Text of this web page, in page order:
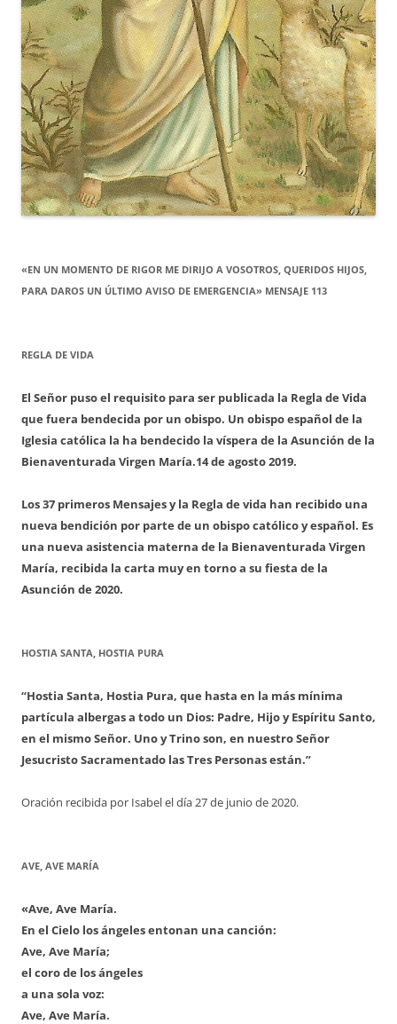
«EN UN MOMENTO DE RIGOR ME DIRIJO A VOSOTROS, QUERIDOS HIJOS,
PARA DAROS UN ÚLTIMO AVISO DE EMERGENCIA» MENSAJE 113
REGLA DE VIDA
El Señor puso el requisito para ser publicada la Regla de Vida
que fuera bendecida por un obispo. Un obispo español de la
Iglesia católica la ha bendecido la víspera de la Asunción de la
Bienaventurada Virgen María.14 de agosto 2019.
Los 37 primeros Mensajes y la Regla de vida han recibido una
nueva bendición por parte de un obispo católico y español. Es
una nueva asistencia materna de la Bienaventurada Virgen
María, recibida la carta muy en torno a su fiesta de la
Asunción de 2020.
HOSTIA SANTA, HOSTIA PURA
“Hostia Santa, Hostia Pura, que hasta en la más mínima
partícula albergas a todo un Dios: Padre, Hijo y Espíritu Santo,
en el mismo Señor. Uno y Trino son, en nuestro Señor
Jesucristo Sacramentado las Tres Personas están.”
Oración recibida por Isabel el día 27 de junio de 2020.
AVE, AVE MARÍA
«Ave, Ave María.
En el Cielo los ángeles entonan una canción:
Ave, Ave María;
el coro de los ángeles
a una sola voz:
Ave, Ave María.